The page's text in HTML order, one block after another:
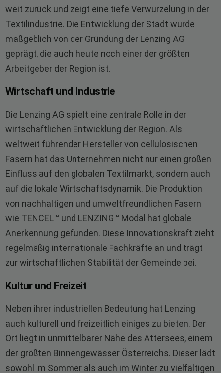
weit zurück und zeigt eine tiefe Verwurzelung in der
Textilindustrie. Die Entwicklung der Stadt wurde
maßgeblich von der Gründung der Lenzing AG
geprägt, die auch heute noch einer der größten
Arbeitgeber der Region ist.
Wirtschaft und Industrie
Die Lenzing AG spielt eine zentrale Rolle in der
wirtschaftlichen Entwicklung der Region. Als
weltweit führender Hersteller von cellulosischen
Fasern hat das Unternehmen nicht nur einen großen
Einfluss auf den globalen Textilmarkt, sondern auch
auf die lokale Wirtschaftsdynamik. Die Produktion
von nachhaltigen und umweltfreundlichen Fasern
wie TENCEL™ und LENZING™ Modal hat globale
Anerkennung gefunden. Diese Innovationskraft zieht
regelmäßig internationale Fachkräfte an und trägt
zur wirtschaftlichen Stabilität der Gemeinde bei.
Kultur und Freizeit
Neben ihrer industriellen Bedeutung hat Lenzing
auch kulturell und freizeitlich einiges zu bieten. Der
Ort liegt in unmittelbarer Nähe des Attersees, einem
der größten Binnengewässer Österreichs. Dieser lädt
sowohl im Sommer als auch im Winter zu vielfältigen